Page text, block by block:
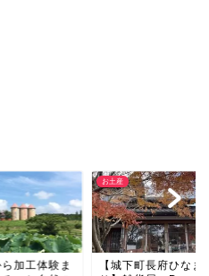
ひなまつ
グルメ
ベーグル好きは行っ